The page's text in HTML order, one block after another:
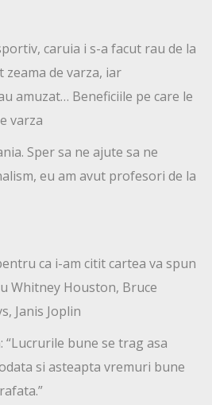
caruia i s-a facut rau de la
zeama de varza, iar
amuzat… Beneficiile pe care le
varza
Sper sa ne ajute sa ne
eu am avut profesori de la
ca i-am citit cartea va spun
Whitney Houston, Bruce
Janis Joplin
“Lucrurile bune se trag asa
si asteapta vremuri bune